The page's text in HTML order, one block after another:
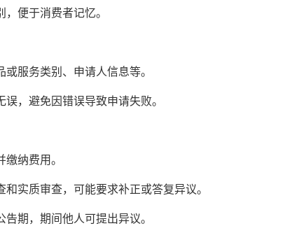
便于消费者记忆。
服务类别、申请人信息等。
，避免因错误导致申请失败。
纳费用。
质审查，可能要求补正或答复异议。
期，期间他人可提出异议。